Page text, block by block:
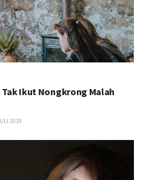
Ikut Nongkrong Malah
2019